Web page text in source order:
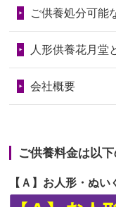
句に贈って...
2026/06/23あり
の祖父母か...
2026/06/20
雛人
てくださる...
第70回人形供
第68回人形供
第65回人形供
第64回人形供
ご供養処分可能
人形供養花月堂
会社概要
ご供養料金は以
【Ａ】お人形・ぬい